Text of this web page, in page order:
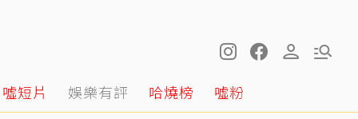
噓短片 娛樂有評 哈燒榜 噓粉